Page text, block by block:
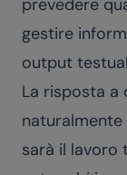
prevedere
gestire
output
La risposta
sarà il lavoro